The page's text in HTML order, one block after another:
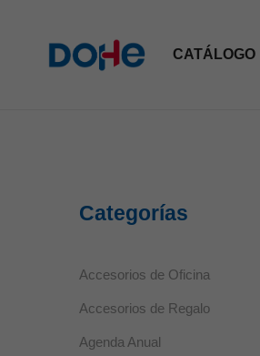
CATÁLOGO
Categorías
Accesorios de Oficina
Accesorios de Regalo
Agenda Anual